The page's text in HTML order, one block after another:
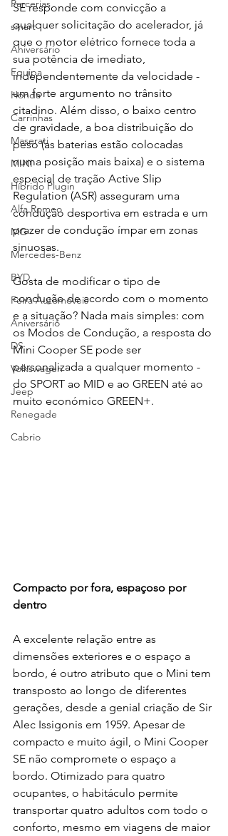
Parcerias
smart
Aniversário
Equipa
Honda
Carrinhas
Maserati
MINI
Híbrido Plugin
Alfa Romeo
MG
Mercedes-Benz
BYD
Feira Automóveis
Aniversário
DS
Volkswagen
Jeep
Renegade
Cabrio
SE responde com convicção a
qualquer solicitação do acelerador, já
que o motor elétrico fornece toda a
sua potência de imediato,
independentemente da velocidade -
um forte argumento no trânsito
citadino. Além disso, o baixo centro
de gravidade, a boa distribuição do
peso (as baterias estão colocadas
numa posição mais baixa) e o sistema
especial de tração Active Slip
Regulation (ASR) asseguram uma
condução desportiva em estrada e um
prazer de condução ímpar em zonas
sinuosas.
Gosta de modificar o tipo de
condução de acordo com o momento
e a situação? Nada mais simples: com
os Modos de Condução, a resposta do
Mini Cooper SE pode ser
personalizada a qualquer momento -
do SPORT ao MID e ao GREEN até ao
muito económico GREEN+.
Compacto por fora, espaçoso por
dentro
A excelente relação entre as
dimensões exteriores e o espaço a
bordo, é outro atributo que o Mini tem
transposto ao longo de diferentes
gerações, desde a genial criação de Sir
Alec Issigonis em 1959. Apesar de
compacto e muito ágil, o Mini Cooper
SE não compromete o espaço a
bordo. Otimizado para quatro
ocupantes, o habitáculo permite
transportar quatro adultos com todo o
conforto, mesmo em viagens de maior